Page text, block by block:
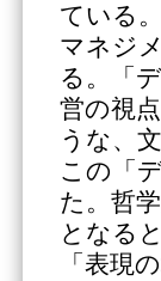
ている
マネジ
る。「
営の視
うな、
この「
た。哲
となる
「表現